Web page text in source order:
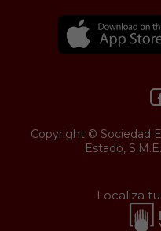
Copyright © Sociedad
Estado,
Localiza